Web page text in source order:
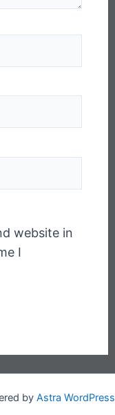
website in
I
by Astra WordPress